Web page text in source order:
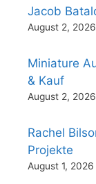
Jacob
August 2, 2026
Miniature
& Kauf
August 2, 2026
Rachel
Projekte
August 1, 2026